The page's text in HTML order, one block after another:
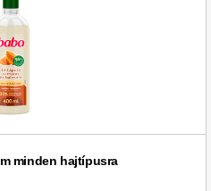
minden hajtípusra